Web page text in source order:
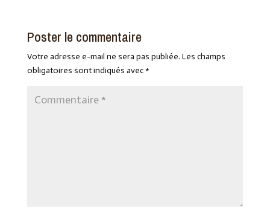
Poster le commentaire
Votre adresse e-mail ne sera pas publiée. Les champs
obligatoires sont indiqués avec *